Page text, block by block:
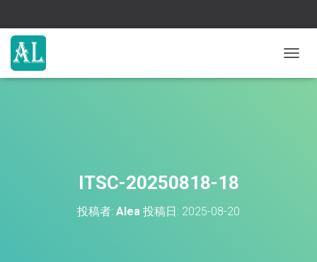
ビ
ITSC-20250818-18
投稿者: Alea 投稿日: 2025-08-20